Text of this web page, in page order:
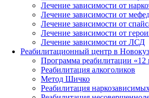
Лечение зависимости от
Лечение зависимости от
Лечение зависимости от
Лечение зависимости от
Лечение зависимости от ЛСД
Реабилитационный центр в
Программа реабилитации «12
Реабилитация алкоголиков
Метод Шичко
Реабилитация